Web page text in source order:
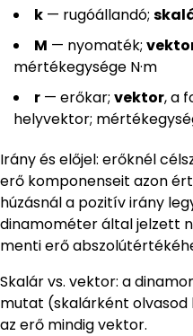
k — rugóállandó;
M — nyomaték;
mértékegysége N·m
r — erőkar; vektor, a
helyvektor;
Irány és előjel: erőknél
erő komponenseit azon
húzásnál a pozitív irány
dinamométer által jelzett
menti erő
Skalár vs. vektor: a
mutat (skalárként olvasod
az erő mindig vektor.